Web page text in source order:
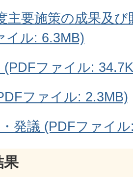
主要施策の成果及
イル: 6.3MB)
(PDFファイル:
ファイル: 2.3MB)
発議 (PDFファイ
果